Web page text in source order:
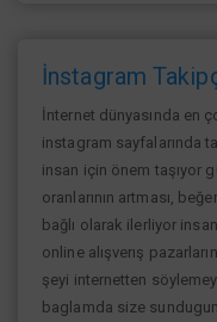
İnstagram
İnternet dünyasında en
instagram sayfalarında
insan için önem taşıyor
oranlarının artması,
bağlı olarak ilerliyor
online alışverış
şeyi internetten
baglamda size